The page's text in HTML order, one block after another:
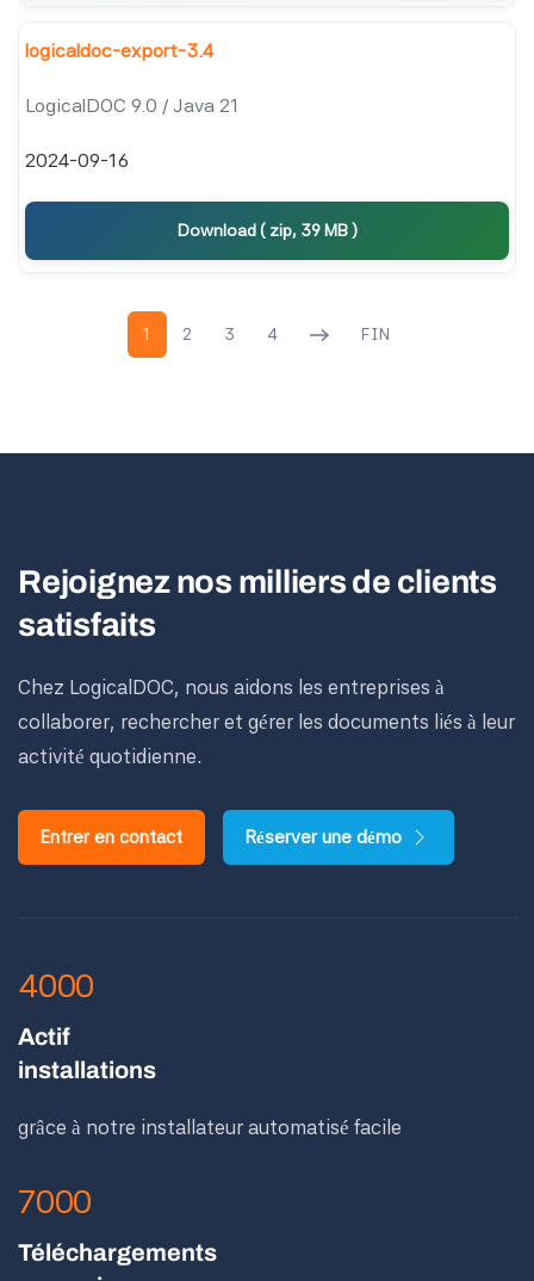
logicaldoc-export-3.4
LogicalDOC 9.0 / Java 21
2024-09-16
Download ( zip, 39 MB )
1 2 3 4 FIN
Rejoignez nos milliers de clients
satisfaits
Chez LogicalDOC, nous aidons les entreprises à
collaborer, rechercher et gérer les documents liés à leur
activité quotidienne.
Entrer en contact Réserver une démo
4000
Actif
installations
grâce à notre installateur automatisé facile
7000
Téléchargements